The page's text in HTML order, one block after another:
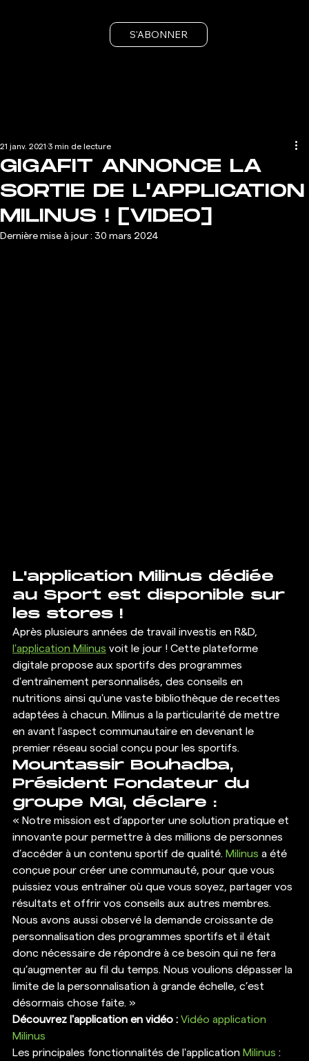
S'ABONNER
GIGAFIT ANNONCE LA
SORTIE DE L'APPLICATION
MILINUS ! [VIDEO]
21 janv. 2021 3 min de lecture
Dernière mise à jour : 30 mars 2024
L'application Milinus dédiée
au Sport est disponible sur
les stores !
Après plusieurs années de travail investis en R&D,
l'application Milinus voit le jour ! Cette plateforme
digitale propose aux sportifs des programmes
d'entraînement personnalisés, des conseils en
nutritions ainsi qu'une vaste bibliothèque de recettes
adaptées à chacun. Milinus a la particularité de mettre
en avant l'aspect communautaire en devenant le
premier réseau social conçu pour les sportifs.
Mountassir Bouhadba,
Président Fondateur du
groupe MGI, déclare :
« Notre mission est d’apporter une solution pratique et
innovante pour permettre à des millions de personnes
d’accéder à un contenu sportif de qualité. Milinus a été
conçue pour créer une communauté, pour que vous
puissiez vous entraîner où que vous soyez, partager vos
résultats et offrir vos conseils aux autres membres.
Nous avons aussi observé la demande croissante de
personnalisation des programmes sportifs et il était
donc nécessaire de répondre à ce besoin qui ne fera
qu’augmenter au fil du temps. Nous voulions dépasser la
limite de la personnalisation à grande échelle, c’est
désormais chose faite. »
Découvrez l'application en vidéo : Vidéo application
Milinus
Les principales fonctionnalités de l'application Milinus :